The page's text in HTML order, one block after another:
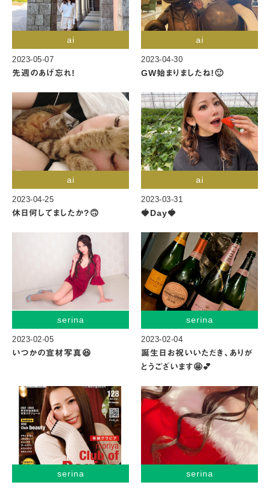
ai
2023-05-07
先週のあげ忘れ!
ai
2023-04-30
GW始まりましたね!🙂
ai
2023-04-25
休日何してましたか?🙃
ai
2023-03-31
🍓Day🍓
serina
2023-02-05
いつかの宣材写真😆
serina
2023-02-04
誕生日お祝いいただき、ありが
とうございます🤩💕
serina serina